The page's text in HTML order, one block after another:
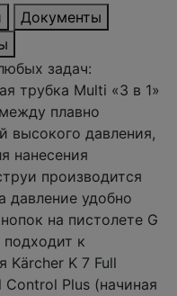
Документы
задач:
трубка Multi «3 в 1»
плавно
высокого давления,
нанесения
производится
давление удобно
на пистолете G
подходит к
Kärcher K 7 Full
Control Plus (начиная